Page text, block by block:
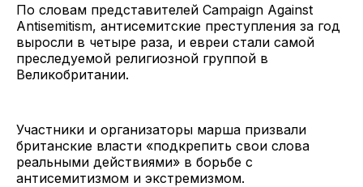
По словам представителей Campaign Against
Antisemitism, антисемитские преступления за год
выросли в четыре раза, и евреи стали самой
преследуемой религиозной группой в
Великобритании.
Участники и организаторы марша призвали
британские власти «подкрепить свои слова
реальными действиями» в борьбе с
антисемитизмом и экстремизмом.